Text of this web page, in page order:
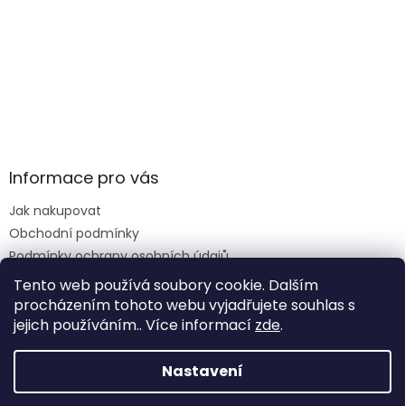
Tento web používá soubory cookie. Dalším
procházením tohoto webu vyjadřujete souhlas s
jejich používáním.. Více informací zde.
Nastavení
Informace pro vás
Jak nakupovat
Obchodní podmínky
Podmínky ochrany osobních údajů
Reklamace formulář